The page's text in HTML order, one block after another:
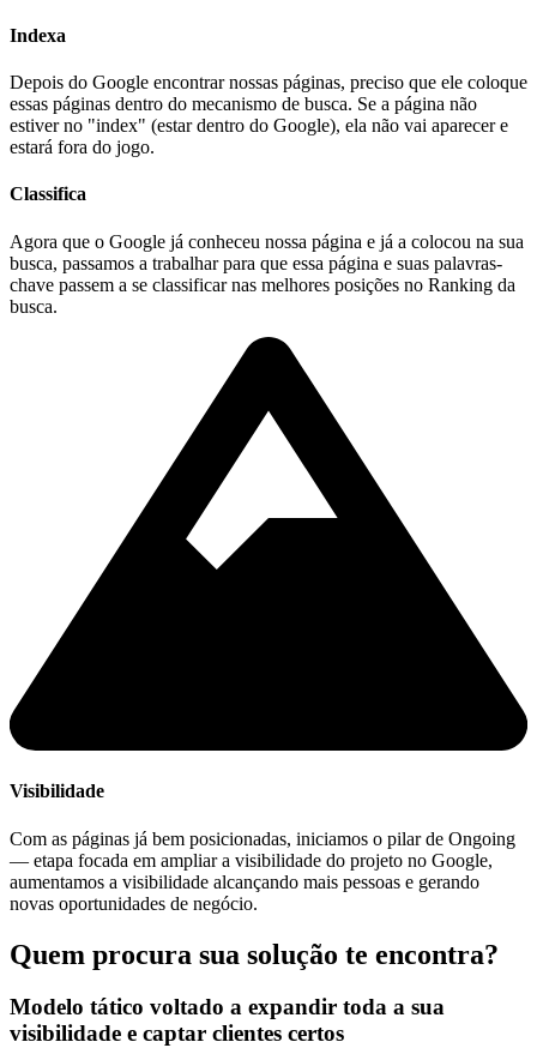
Indexa
Depois do Google encontrar nossas páginas, preciso que ele coloque
essas páginas dentro do mecanismo de busca. Se a página não
estiver no "index" (estar dentro do Google), ela não vai aparecer e
estará fora do jogo.
Classifica
Agora que o Google já conheceu nossa página e já a colocou na sua
busca, passamos a trabalhar para que essa página e suas palavras-
chave passem a se classificar nas melhores posições no Ranking da
busca.
Visibilidade
Com as páginas já bem posicionadas, iniciamos o pilar de Ongoing
— etapa focada em ampliar a visibilidade do projeto no Google,
aumentamos a visibilidade alcançando mais pessoas e gerando
novas oportunidades de negócio.
Quem procura sua solução te encontra?
Modelo tático voltado a expandir toda a sua
visibilidade e captar clientes certos